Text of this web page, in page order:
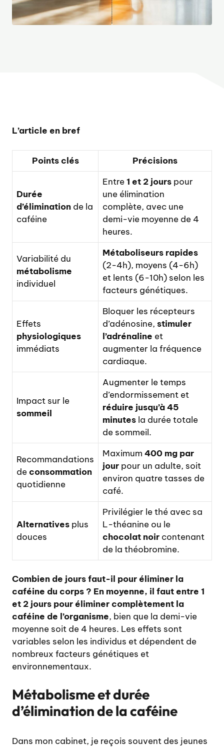
L’article en bref
Points clés Précisions
Durée
d’élimination de la
caféine
Entre1 et 2 jours pour
une élimination
complète, avec une
demi-vie moyenne de 4
heures.
Variabilité du
métabolisme
individuel
Métaboliseurs rapides
(2-4h), moyens (4-6h)
et lents (6-10h) selon les
facteurs génétiques.
Effets
physiologiques
immédiats
Bloquer les récepteurs
d’adénosine, stimuler
l’adrénaline et
augmenter la fréquence
cardiaque.
Impact sur le
sommeil
Augmenter le temps
d’endormissement et
réduire jusqu’à 45
minutes la durée totale
de sommeil.
Recommandations
deconsommation
quotidienne
Maximum 400 mg par
jour pour un adulte, soit
environ quatre tasses de
café.
Alternatives plus
douces
Privilégier le thé avec sa
L-théanine ou le
chocolat noir contenant
de la théobromine.
Combien de jours faut-il pour éliminer la
caféine du corps ? En moyenne, il faut entre 1
et 2 jours pour éliminer complètement la
caféine de l’organisme, bien que la demi-vie
moyenne soit de 4 heures. Les effets sont
variables selon les individus et dépendent de
nombreux facteurs génétiques et
environnementaux.
Métabolisme et durée
d’élimination de la caféine
Dans mon cabinet, je reçois souvent des jeunes